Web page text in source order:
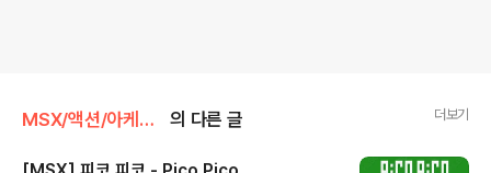
MSX/액션/아케이드 의 다른 글 더보기